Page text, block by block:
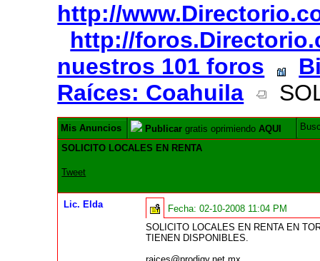
http://
http://
nuestros 101 foros
Raíces: Coahuila
Mis Anuncios Publicar gratis oprimiendoAQUI
SOLICITO LOCALES EN RENTA
Tweet
Lic. Elda Fecha:02-10-2008 11:04 PM
SOLICITO LOCALES EN RENTA EN
TIENEN DISPONIBLES.